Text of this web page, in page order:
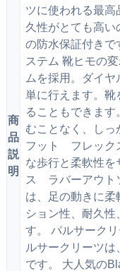
商
品
説
明
ツに使われる最
久性がとても高い
の防水保証付きで
ステム 靴ヒモの
ムを採用。ダイ
単に行えます。靴
ることもできま
むことなく、しっ
フット フレック
な歩行と柔軟性を
ス ラバーアウト
は、足の動きに柔
ション性、耐久性
す。 パルサーク
ルサークリーツは
です。 大人気の